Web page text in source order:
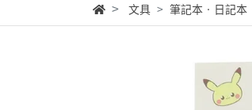
文具 筆記本‧日記